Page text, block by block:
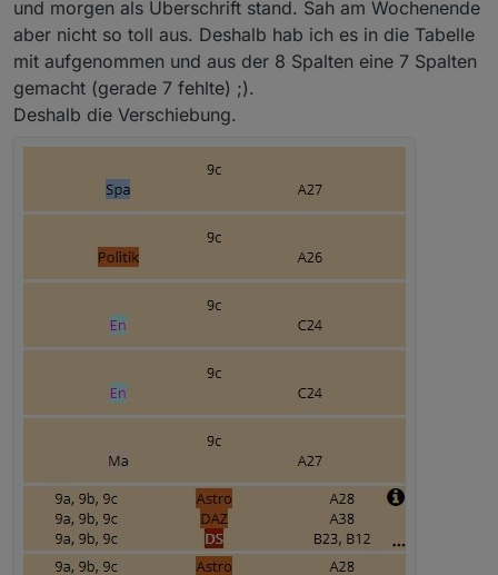
        case 3: if(counter%2==0 ) {
if(counter%3==0)
else {
}
else {
}
        case 4: if(counter%8==0)  {
if(counter%4==0)
else
}
if(counter%4==0)
else
}
val6 = val6.replace("cancelled",
val6 =
         //let result = id.match("regular");
//let result =
if (getState(id).val=="regular")
//if
          //val5="";
          on(id, function(dp) {
log(dp); // zeigt id, state,
log(dp.common); // zeigt
          });
//if (getState(id).val==null)
//if
tabelleBind(); //HIER NICHTS ÄNDERN :
}}); //Schleifen Ende - je nach
und morgen als Überschrift stand. Sah am Wochenende
aber nicht so toll aus. Deshalb hab ich es in die Tabelle
mit aufgenommen und aus der 8 Spalten eine 7 Spalten
gemacht (gerade 7 fehlte) ;).
Deshalb die Verschiebung.